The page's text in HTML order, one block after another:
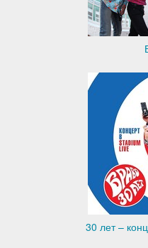
30 лет –